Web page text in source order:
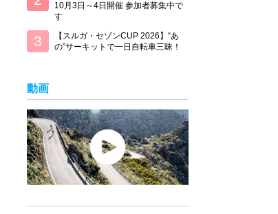
10月3日～4日開催 参加者募集中で
す
【スルガ・セゾンCUP 2026】“あ
の”サーキットで一日自転車三昧！
動画